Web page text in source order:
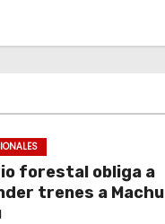
forestal obliga a
trenes a Machu